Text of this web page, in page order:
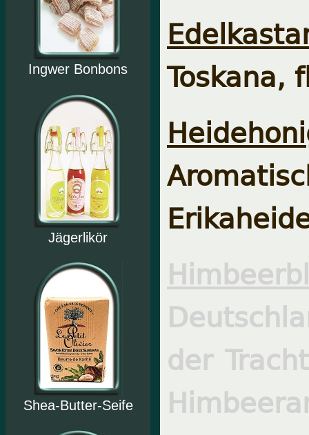
Ingwer Bonbons
Jägerlikör
Shea-Butter-Seife
Toskana,
der